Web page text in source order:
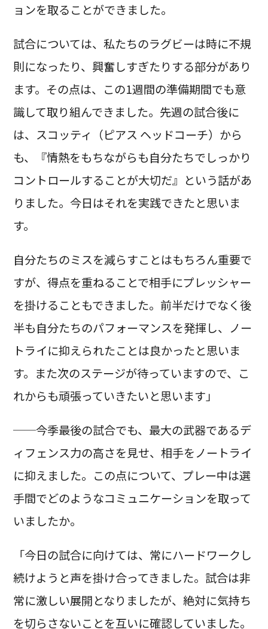
ョンを取ることができました。
試合については、私たちのラグビーは時に不規
則になったり、興奮しすぎたりする部分があり
ます。その点は、この1週間の準備期間でも意
識して取り組んできました。先週の試合後に
は、スコッティ（ピアス ヘッドコーチ）から
も、『情熱をもちながらも自分たちでしっかり
コントロールすることが大切だ』という話があ
りました。今日はそれを実践できたと思いま
す。
自分たちのミスを減らすことはもちろん重要で
すが、得点を重ねることで相手にプレッシャー
を掛けることもできました。前半だけでなく後
半も自分たちのパフォーマンスを発揮し、ノー
トライに抑えられたことは良かったと思いま
す。また次のステージが待っていますので、こ
れからも頑張っていきたいと思います」
──今季最後の試合でも、最大の武器であるデ
ィフェンス力の高さを見せ、相手をノートライ
に抑えました。この点について、プレー中は選
手間でどのようなコミュニケーションを取って
いましたか。
「今日の試合に向けては、常にハードワークし
続けようと声を掛け合ってきました。試合は非
常に激しい展開となりましたが、絶対に気持ち
を切らさないことを互いに確認していました。